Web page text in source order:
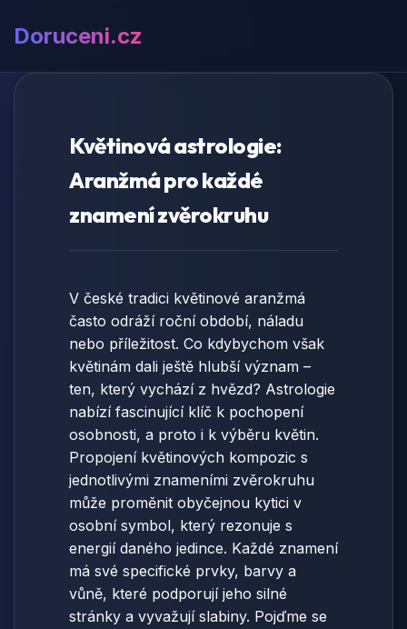
Doruceni.cz
Květinová astrologie:
Aranžmá pro každé
znamení zvěrokruhu
V české tradici květinové aranžmá
často odráží roční období, náladu
nebo příležitost. Co kdybychom však
květinám dali ještě hlubší význam –
ten, který vychází z hvězd? Astrologie
nabízí fascinující klíč k pochopení
osobnosti, a proto i k výběru květin.
Propojení květinových kompozic s
jednotlivými znameními zvěrokruhu
může proměnit obyčejnou kytici v
osobní symbol, který rezonuje s
energií daného jedince. Každé znamení
má své specifické prvky, barvy a
vůně, které podporují jeho silné
stránky a vyvažují slabiny. Pojďme se